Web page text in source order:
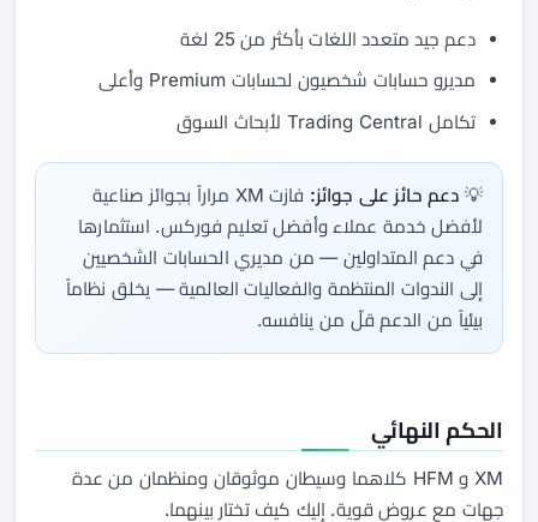
دعم جيد متعدد اللغات بأكثر من 25 لغة
مديرو حسابات شخصيون لحسابات Premium وأعلى
تكامل Trading Central لأبحاث السوق
💡 دعم حائز على جوائز:
فازت XM مراراً بجوائز صناعية
لأفضل خدمة عملاء وأفضل تعليم فوركس. استثمارها
في دعم المتداولين — من مديري الحسابات الشخصيين
إلى الندوات المنتظمة والفعاليات العالمية — يخلق نظاماً
بيئياً من الدعم قلّ من ينافسه.
الحكم النهائي
XM و HFM كلاهما وسيطان موثوقان ومنظمان من عدة
جهات مع عروض قوية. إليك كيف تختار بينهما.